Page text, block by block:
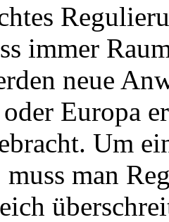
im­mer
neue
Eu­ro­pa
Um
muss man